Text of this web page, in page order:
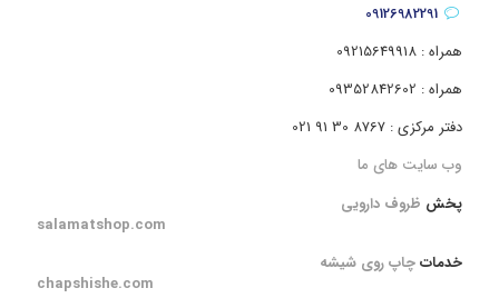
09126982291
همراه : 09215649918
همراه : 09352842602
دفتر مرکزی : 8767 30 91 021
وب سایت های ما
پخش ظروف دارویی
salamatshop.com
خدماتچاپ روی شیشه
chapshishe.com